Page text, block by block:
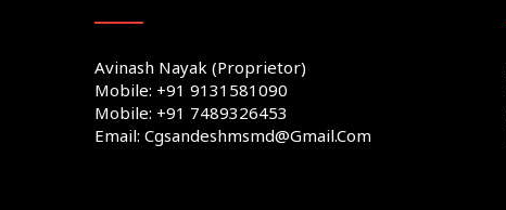
Avinash Nayak (Proprietor)
Mobile: +91 9131581090
Mobile: +91 7489326453
Email: Cgsandeshmsmd@gmail.com